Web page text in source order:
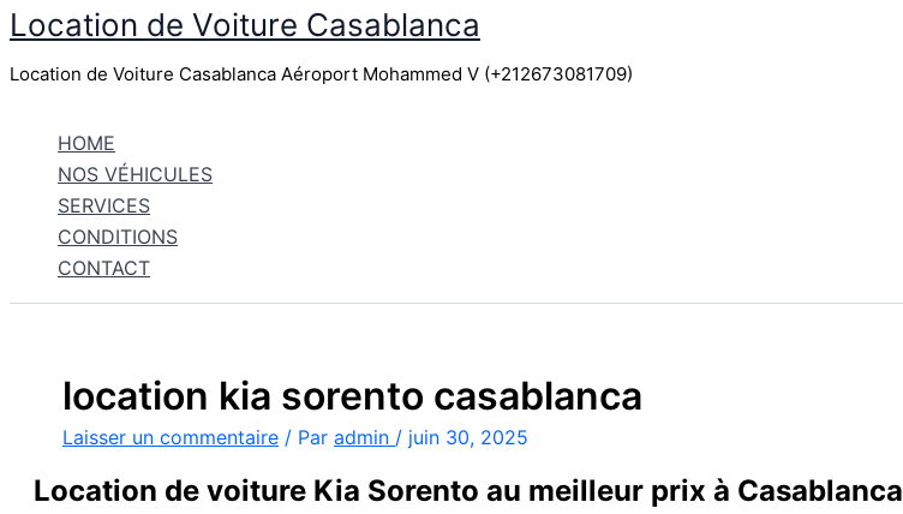
Aller
contenu
Location de Voiture Casablanca
Location de Voiture Casablanca Aéroport Mohammed V (+212673081709)
HOME
NOS VÉHICULES
SERVICES
CONDITIONS
CONTACT
location kia sorento casablanca
Laisser un commentaire / Par admin / juin 30, 2025
Location de voiture Kia Sorento au meilleur prix à Casablanca